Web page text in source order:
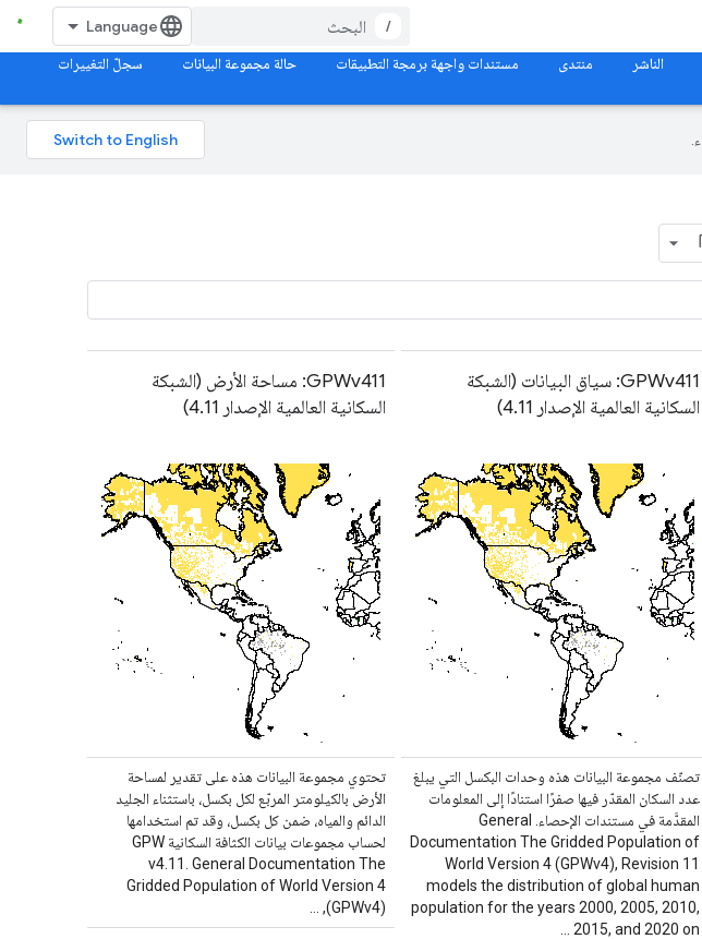
/
الناشر منتدى مستندات واجهة برمجة التطبيقات حالة مجموعة البيانات سجلّ التغييرات
GPWv411: سياق البيانات (الشبكة
السكانية العالمية الإصدار 4.11)
تصنّف مجموعة البيانات هذه وحدات البكسل التي يبلغ
عدد السكان المقدّر فيها صفرًا استنادًا إلى المعلومات
المقدَّمة في مستندات الإحصاء. General
Documentation The Gridded Population of
World Version 4 (GPWv4), Revision 11
models the distribution of global human
population for the years 2000, 2005, 2010,
2015, and 2020 on …
GPWv411: مساحة الأرض (الشبكة
السكانية العالمية الإصدار 4.11)
تحتوي مجموعة البيانات هذه على تقدير لمساحة
الأرض بالكيلومتر المربّع لكل بكسل، باستثناء الجليد
الدائم والمياه، ضمن كل بكسل، وقد تم استخدامها
لحساب مجموعات بيانات الكثافة السكانية GPW
v4.11. General Documentation The
Gridded Population of World Version 4
(GPWv4), …